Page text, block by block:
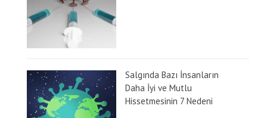
Salgında Bazı İnsanların
Daha İyi ve Mutlu
Hissetmesinin 7 Nedeni